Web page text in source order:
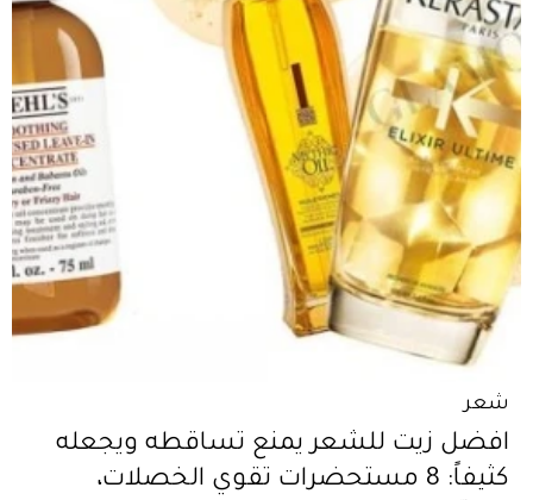
شعر
افضل زيت للشعر يمنع تساقطه ويجعله
كثيفاً: 8 مستحضرات تقوي الخصلات،